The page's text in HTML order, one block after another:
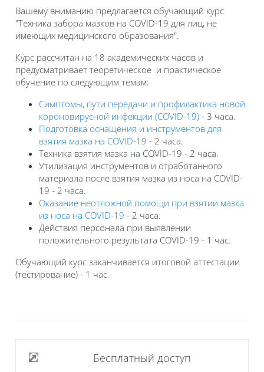
Вашему вниманию предлагается обучающий курс
"Техника забора мазков на COVID-19 для лиц, не
имеющих медицинского образования".
Курс рассчитан на 18 академических часов и
предусматривает теоретическое и практическое
обучение по следующим темам:
Симптомы, пути передачи и профилактика новой
короновирусной инфекции (COVID-19) - 3 часа.
Подготовка оснащения и инструментов для
взятия мазка на COVID-19 - 2 часа.
Техника взятия мазка на COVID-19 - 2 часа.
Утилизация инструментов и отработанного
материала после взятия мазка из носа на COVID-
19 - 2 часа.
Оказание неотложной помощи при взятии мазка
из носа на COVID-19 - 2 часа.
Действия персонала при выявлении
положительного результата COVID-19 - 1 час.
Обучающий курс заканчивается итоговой аттестации
(тестирование) - 1 час.
Бесплатный доступ